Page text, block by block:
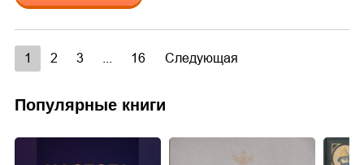
1 2 3 16 Следующая
Популярные книги